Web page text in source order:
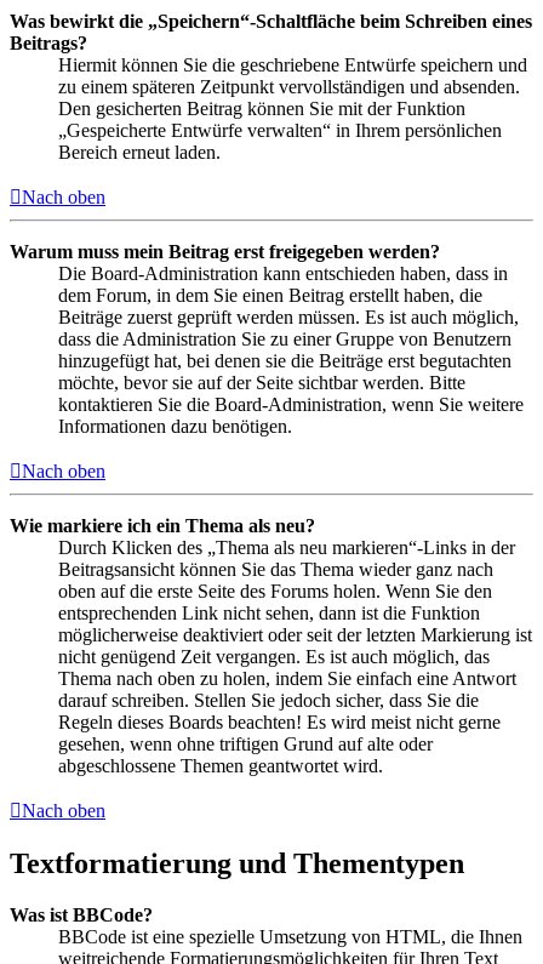
Was bewirkt die „Speichern“-Schaltfläche beim Schreiben eines
Beitrags?
Hiermit können Sie die geschriebene Entwürfe speichern und
zu einem späteren Zeitpunkt vervollständigen und absenden.
Den gesicherten Beitrag können Sie mit der Funktion
„Gespeicherte Entwürfe verwalten“ in Ihrem persönlichen
Bereich erneut laden.
Nach oben
Warum muss mein Beitrag erst freigegeben werden?
Die Board-Administration kann entschieden haben, dass in
dem Forum, in dem Sie einen Beitrag erstellt haben, die
Beiträge zuerst geprüft werden müssen. Es ist auch möglich,
dass die Administration Sie zu einer Gruppe von Benutzern
hinzugefügt hat, bei denen sie die Beiträge erst begutachten
möchte, bevor sie auf der Seite sichtbar werden. Bitte
kontaktieren Sie die Board-Administration, wenn Sie weitere
Informationen dazu benötigen.
Nach oben
Wie markiere ich ein Thema als neu?
Durch Klicken des „Thema als neu markieren“-Links in der
Beitragsansicht können Sie das Thema wieder ganz nach
oben auf die erste Seite des Forums holen. Wenn Sie den
entsprechenden Link nicht sehen, dann ist die Funktion
möglicherweise deaktiviert oder seit der letzten Markierung ist
nicht genügend Zeit vergangen. Es ist auch möglich, das
Thema nach oben zu holen, indem Sie einfach eine Antwort
darauf schreiben. Stellen Sie jedoch sicher, dass Sie die
Regeln dieses Boards beachten! Es wird meist nicht gerne
gesehen, wenn ohne triftigen Grund auf alte oder
abgeschlossene Themen geantwortet wird.
Nach oben
Textformatierung und Thementypen
Was ist BBCode?
BBCode ist eine spezielle Umsetzung von HTML, die Ihnen
weitreichende Formatierungsmöglichkeiten für Ihren Text